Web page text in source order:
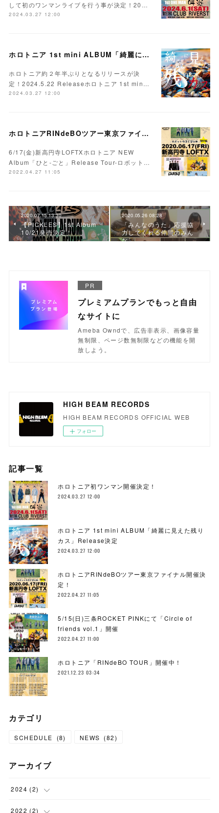
して初のワンマンライブを行う事が決定！20…
2024.03.27 12:00
ホロトニア 1st mini ALBUM「綺麗に見えた残りカス」Release決定
ホロトニア約２年半ぶりとなるリリースが決
定！2024.5.22 Releaseホロトニア 1st min…
2024.03.27 12:00
ホロトニアRINdeBOツアー東京ファイナル開催決定！
6/17(金)新高円寺LOFTXホロトニア NEW
Album「ひと-ごと」Release Tour-ロボット…
2022.04.27 11:05
2020.07.15 13:30
【PICKLES】1st Album
10/21発売決定！
2020.05.26 08:28
「みんなのうた」応援協
力してくれる仲間のみん
な
PR
プレミアムプランでもっと自由
なサイトに
Ameba Owndで、広告非表示、画像容量
無制限、ページ数無制限などの機能を開
放しよう。
HIGH BEAM RECORDS
HIGH BEAM RECORDS OFFICIAL WEB
フォロー
記事一覧
ホロトニア初ワンマン開催決定！
2024.03.27 12:00
ホロトニア 1st mini ALBUM「綺麗に見えた残り
カス」Release決定
2024.03.27 12:00
ホロトニアRINdeBOツアー東京ファイナル開催決
定！
2022.04.27 11:05
5/15(日)三条ROCKET PINKにて「Circle of
friends vol.1」開催
2022.04.27 11:00
ホロトニア「RINdeBO TOUR」開催中！
2021.12.23 03:34
カテゴリ
SCHEDULE (8) NEWS (82)
アーカイブ
2024 (2)
(2
2022 (2)